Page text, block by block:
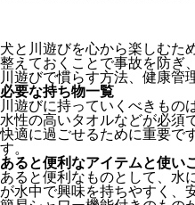
犬と川遊びを心から楽しむた
整えておくことで事故を防ぎ
川遊びで慣らす方法、健康管
必要な持ち物一覧
川遊びに持っていくべきもの
水性の高いタオルなどが必須
快適に過ごせるために重要で
す。
あると便利なアイテムと使い
あると便利なものとして、水
が水中で興味を持ちやすく、